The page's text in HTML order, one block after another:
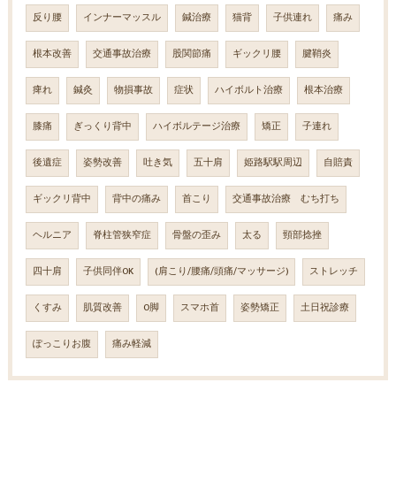
反り腰 インナーマッスル 鍼治療 猫背 子供連れ 痛み
根本改善 交通事故治療 股関節痛 ギックリ腰 腱鞘炎
痺れ 鍼灸 物損事故 症状 ハイボルト治療 根本治療
膝痛 ぎっくり背中 ハイボルテージ治療 矯正 子連れ
後遺症 姿勢改善 吐き気 五十肩 姫路駅駅周辺 自賠責
ギックリ背中 背中の痛み 首こり 交通事故治療 むち打ち
ヘルニア 脊柱管狭窄症 骨盤の歪み 太る 頸部捻挫
四十肩 子供同伴OK (肩こり/腰痛/頭痛/マッサージ) ストレッチ
くすみ 肌質改善 O脚 スマホ首 姿勢矯正 土日祝診療
ぽっこりお腹 痛み軽減